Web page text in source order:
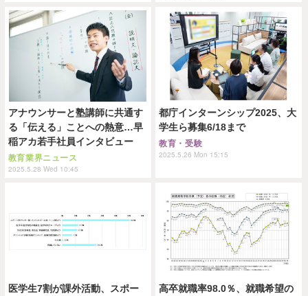
アナウンサーと塾講師に共通す
る「伝える」ことへの熱意…早
稲アカ若手社員インタビュー
教育業界ニュース
2025.5.28 Wed 10:45
都庁インターンシップ2025、大
学生ら募集6/18まで
教育・受験
2025.5.26 Mon 15:15
医学生7割が課外活動、スポー
高卒就職率98.0％、就職希望の